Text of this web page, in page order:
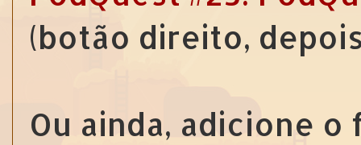
(botão direito,
Ou ainda, adicione